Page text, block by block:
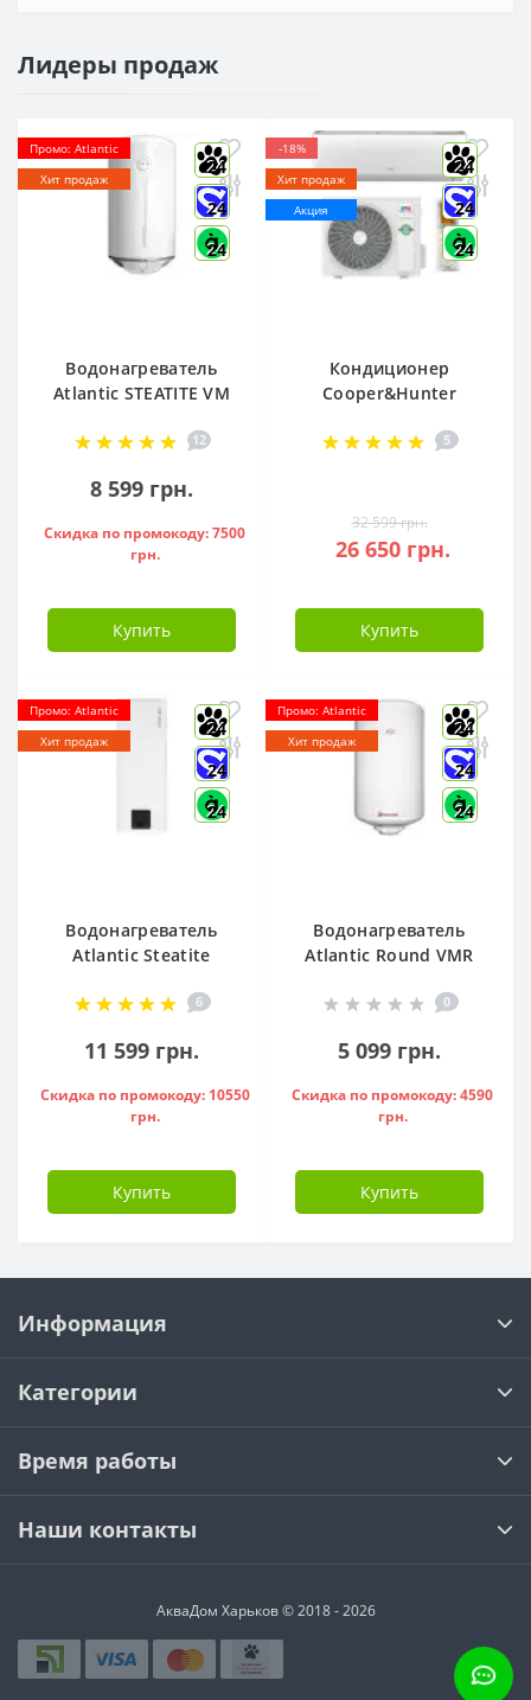
Лидеры продаж
Промо: Atlantic
Хит продаж
24
24
24
Водонагреватель
Atlantic STEATITE VM
851188
12
8 599 грн.
Скидка по промокоду: 7500
грн.
Купить
-18%
Хит продаж
Акция
24
24
24
Кондиционер
Cooper&Hunter
S12FTXLA2-NG (WI-
5
32 599 грн.
26 650 грн.
Купить
Промо: Atlantic
Хит продаж
24
24
24
Водонагреватель
Atlantic Steatite
1500W, - 841286
6
11 599 грн.
Скидка по промокоду: 10550
грн.
Купить
Промо: Atlantic
Хит продаж
24
24
24
Водонагреватель
Atlantic Round VMR
951136
0
5 099 грн.
Скидка по промокоду: 4590
грн.
Купить
Информация
Категории
Время работы
Наши контакты
АкваДом Харьков © 2018 - 2026